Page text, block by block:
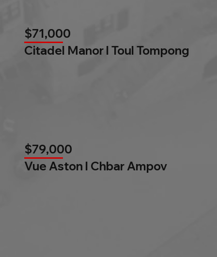
$71,000
Citadel Manor l Toul Tompong
$79,000
Vue Aston l Chbar Ampov